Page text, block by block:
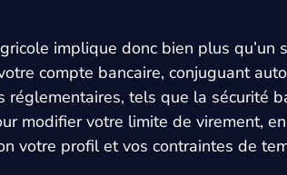
implique donc bien plus qu’un
compte bancaire, conjuguant
tels que la sécurité
modifier votre limite de virement,
votre profil et vos contraintes de